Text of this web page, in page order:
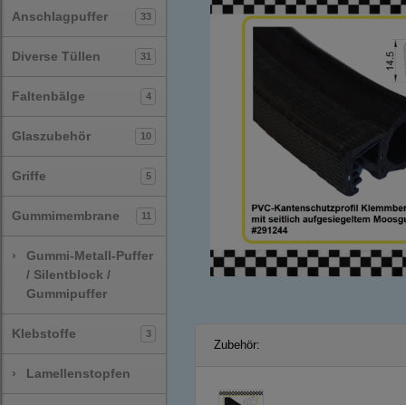
Anschlagpuffer 33
Diverse Tüllen 31
Faltenbälge 4
Glaszubehör 10
Griffe 5
Gummimembrane 11
›
Gummi-Metall-Puffer
/ Silentblock /
Gummipuffer
Klebstoffe 3
› Lamellenstopfen
Zubehör: